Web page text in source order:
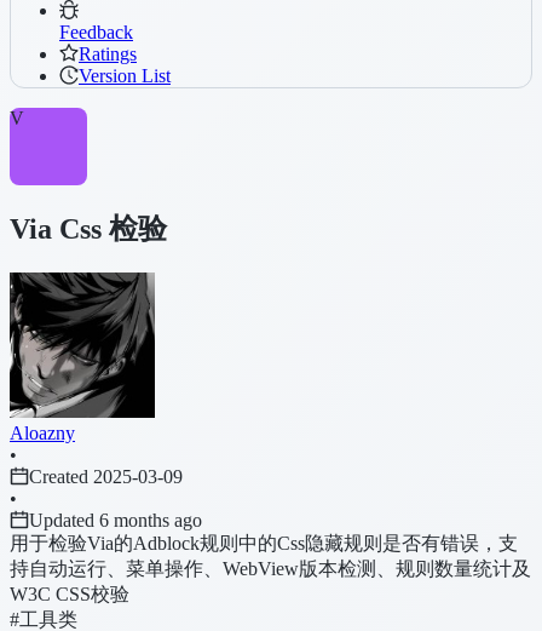
Feedback
Ratings
Version List
V
Via Css 检验
Aloazny
•
Created 2025-03-09
•
Updated 6 months ago
用于检验Via的Adblock规则中的Css隐藏规则是否有错误，支
持自动运行、菜单操作、WebView版本检测、规则数量统计及
W3C CSS校验
#工具类